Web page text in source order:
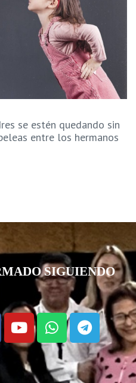
se estén quedando sin
entre los hermanos
SIGUIENDO